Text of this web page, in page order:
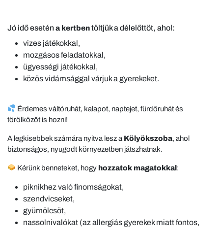
Jó idő eseténa kertbentöltjük a délelőttöt, ahol:
vizes játékokkal,
mozgásos feladatokkal,
ügyességi játékokkal,
közös vidámsággal várjuk a gyerekeket.
Érdemes váltóruhát, kalapot, naptejet, fürdőruhát és
törölközőt is hozni!
A legkisebbek számára nyitva lesz a Kölyökszoba, ahol
biztonságos, nyugodt környezetben játszhatnak.
Kérünk benneteket, hogy hozzatok magatokkal:
piknikhez való finomságokat,
szendvicseket,
gyümölcsöt,
nassolnivalókat (az allergiás gyerekek miatt fontos,